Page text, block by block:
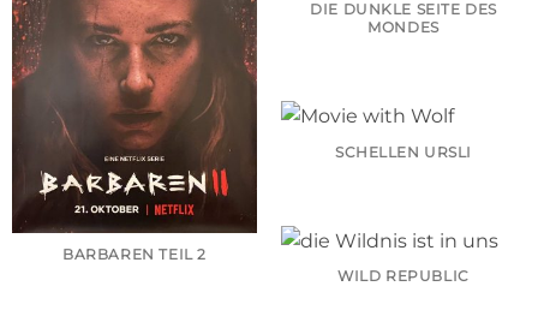
BARBAREN TEIL 2
DIE DUNKLE SEITE DES
MONDES
SCHELLEN URSLI
WILD REPUBLIC